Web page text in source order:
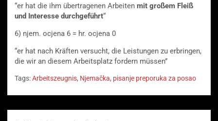
“er hat die ihm übertragenen Arbeiten mit großem Fleiß
und Interesse durchgeführt“
6) njem. ocjena 6 = hr. ocjena 0
“er hat nach Kräften versucht, die Leistungen zu erbringen,
die wir an diesem Arbeitsplatz fordern müssen”
Tags:Arbeitszeugnis, Njemačka, pisanje preporuka za posao